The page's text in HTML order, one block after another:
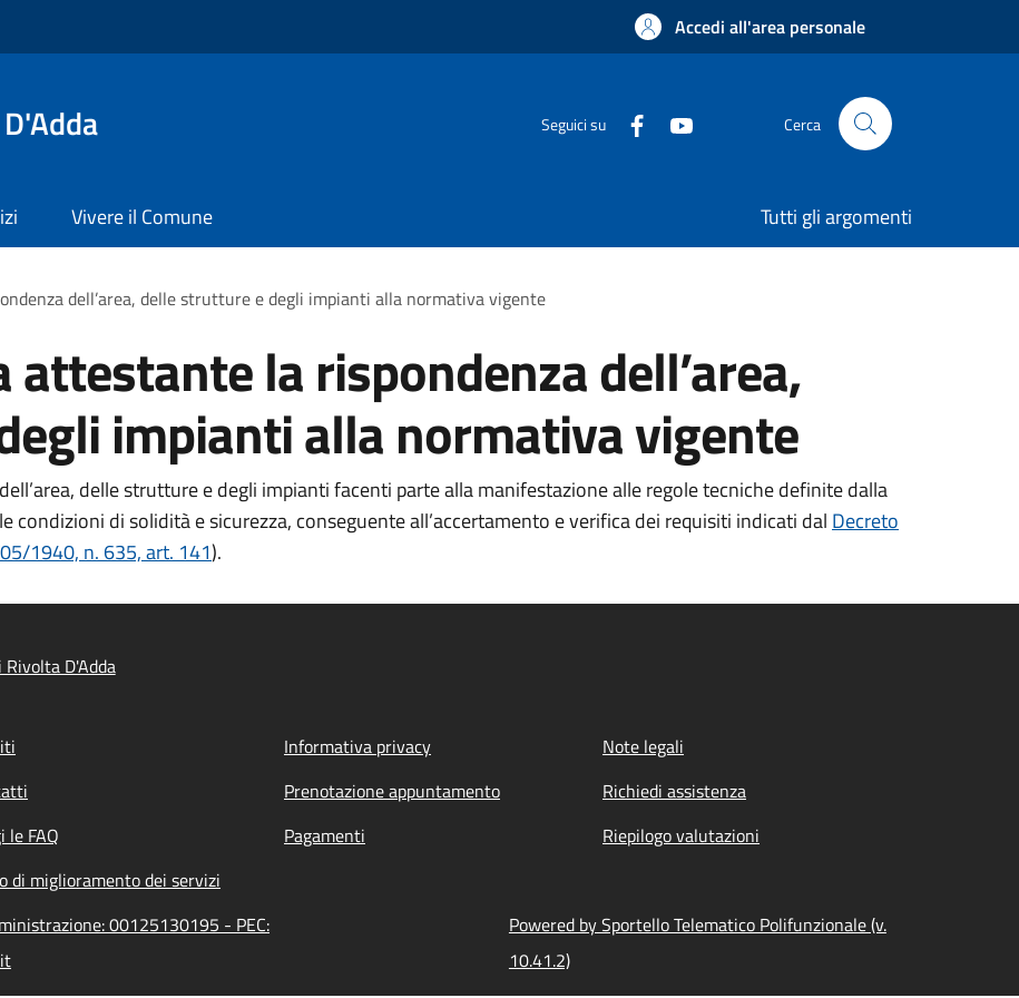
Accedi all'area personale
Seguici su Cerca
Vivere il Comune Tutti gli argomenti
dell’area, delle strutture e degli impianti alla normativa vigente
attestante la rispondenza dell’area,
impianti alla normativa vigente
delle strutture e degli impianti facenti parte alla manifestazione alle regole tecniche definite dalla
condizioni di solidità e sicurezza, conseguente all’accertamento e verifica dei requisiti indicati dal Decreto
1940, n. 635, art. 141).
Rivolta D'Adda
Informativa privacy
Note legali
Prenotazione appuntamento
Richiedi assistenza
le FAQ Pagamenti
Riepilogo valutazioni
di miglioramento dei servizi
00125130195 - PEC:
Powered by Sportello Telematico Polifunzionale (v.
10.41.2)